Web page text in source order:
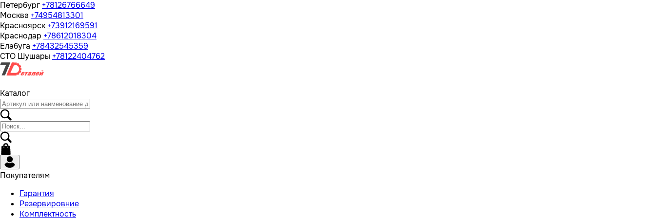
Петербург +78126766649
Москва +74954813301
Красноярск +73912169591
Краснодар +78612018304
Елабуга +78432545359
СТО Шушары +78122404762
Каталог
Покупателям
Гарантия
Резервировние
Комплектность